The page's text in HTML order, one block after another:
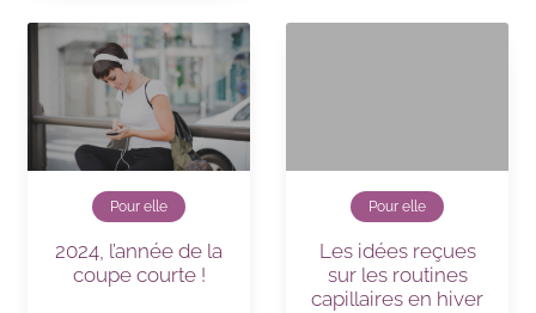
Pour elle
2024, l’année de la
coupe courte !
Pour elle
Les idées reçues
sur les routines
capillaires en hiver